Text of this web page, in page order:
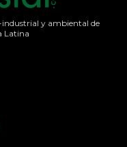
industrial y ambiental de
Latina